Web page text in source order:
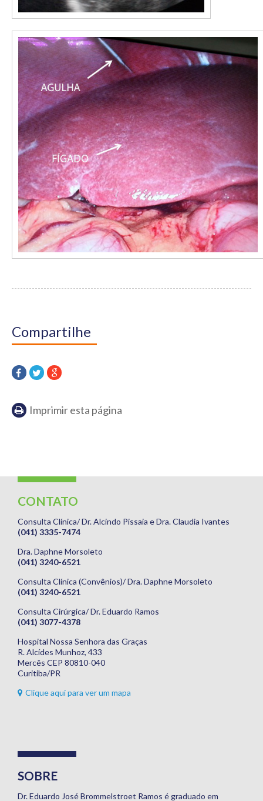
Compartilhe
Imprimir esta página
CONTATO
Consulta Clínica/ Dr. Alcindo Pissaia e Dra. Claudia Ivantes
(041) 3335-7474
Dra. Daphne Morsoleto
(041) 3240-6521
Consulta Clínica (Convênios)/ Dra. Daphne Morsoleto
(041) 3240-6521
Consulta Cirúrgica/ Dr. Eduardo Ramos
(041) 3077-4378
Hospital Nossa Senhora das Graças
R. Alcídes Munhoz, 433
Mercês CEP 80810-040
Curitiba/PR
Clique aqui para ver um mapa
SOBRE
Dr. Eduardo José Brommelstroet Ramos é graduado em